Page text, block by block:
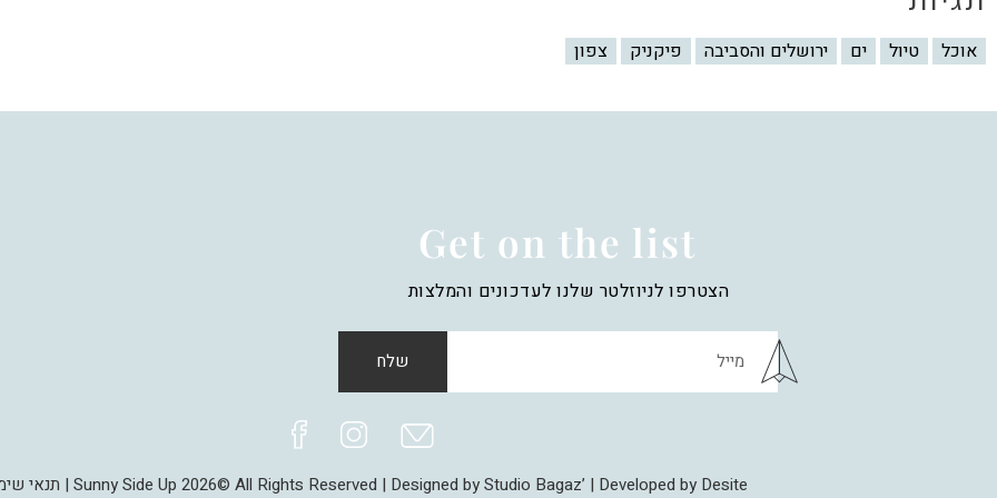
אוכל טיול ים ירושלים והסביבה פיקניק צפון
Get on the list
הצטרפו לניוזלטר שלנו לעדכונים והמלצות
שלח
Sunny Side Up 2026© All Rights Reserved | Designed by Studio Bagaz’ | Developed by Desite | תנאי